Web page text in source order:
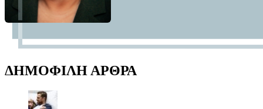
ΔΗΜΟΦΙΛΗ ΑΡΘΡΑ